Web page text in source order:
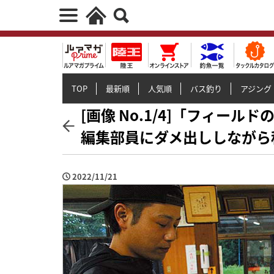
TOP 最新順 人気順 バス釣り アジング
[画像 No.1/4]「フィールド
編集部員にダメ出ししなが
2022/11/21